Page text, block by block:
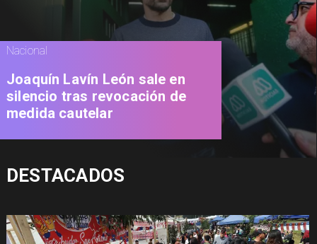
Nacional
Joaquín Lavín León sale en
silencio tras revocación de
medida cautelar
DESTACADOS